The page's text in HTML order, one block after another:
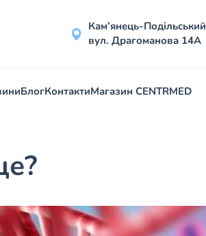
Кам’янець-Подільський
вул. Драгоманова 14А
БлогКонтактиМагазин CENTRMED